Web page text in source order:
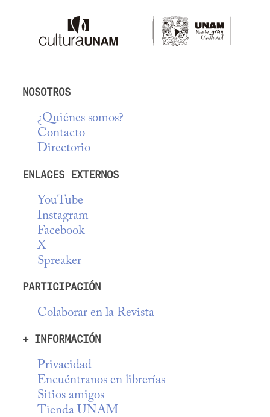
NOSOTROS
¿Quiénes somos?
Contacto
Directorio
ENLACES EXTERNOS
YouTube
Instagram
Facebook
X
Spreaker
PARTICIPACIÓN
Colaborar en la Revista
+ INFORMACIÓN
Privacidad
Encuéntranos en librerías
Sitios amigos
Tienda UNAM